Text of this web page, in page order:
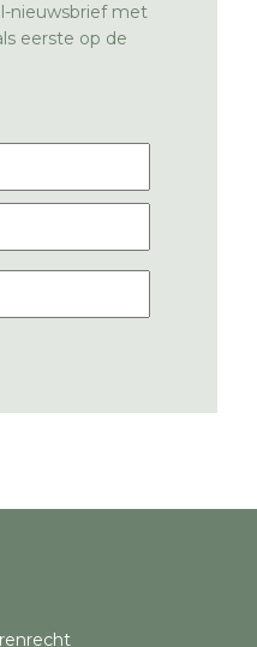
nieuwsbrief met
eerste op de